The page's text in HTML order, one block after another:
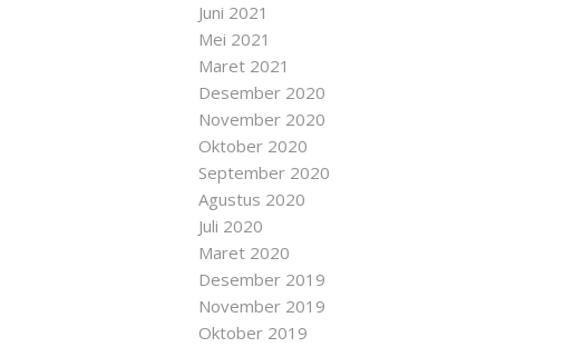
Juni 2021
Mei 2021
Maret 2021
Desember 2020
November 2020
Oktober 2020
September 2020
Agustus 2020
Juli 2020
Maret 2020
Desember 2019
November 2019
Oktober 2019